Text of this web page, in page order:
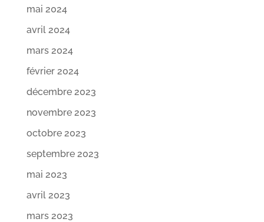
mai 2024
avril 2024
mars 2024
février 2024
décembre 2023
novembre 2023
octobre 2023
septembre 2023
mai 2023
avril 2023
mars 2023